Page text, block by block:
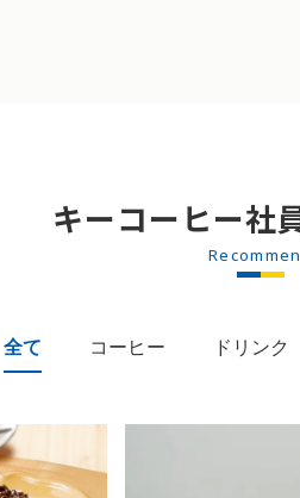
キーコーヒー社
全て コーヒー ドリンク